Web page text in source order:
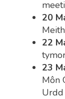
20
22
23
Môn